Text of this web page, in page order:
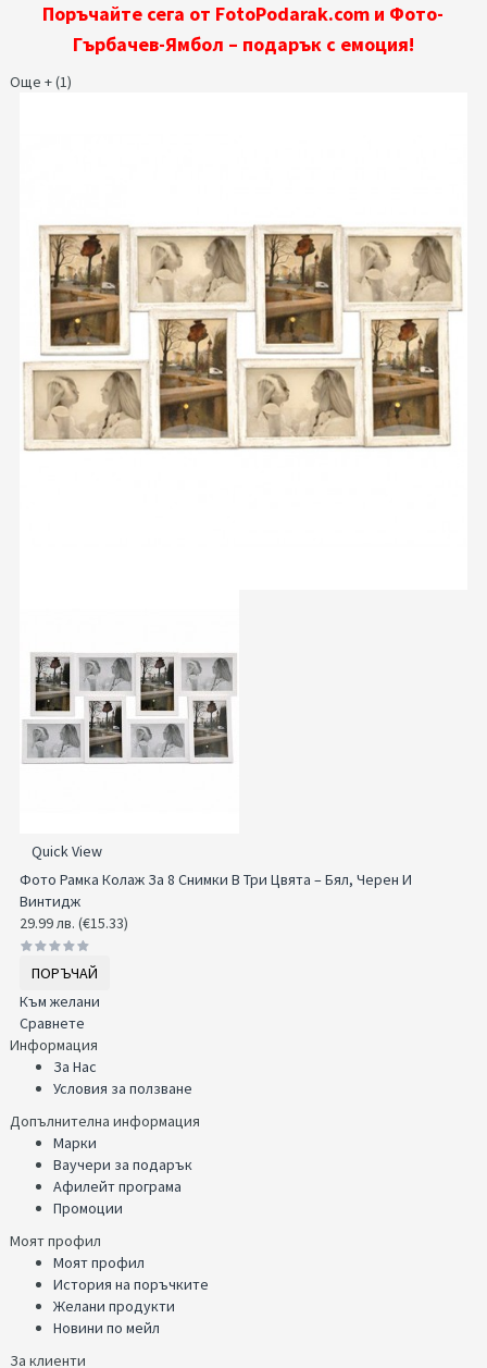
Поръчайте сега от FotoPodarak.com и Фото-
Гърбачев-Ямбол – подарък с емоция!
Още + (1)
Quick View
Фото Рамка Колаж За 8 Снимки В Три Цвята – Бял, Черен И
Винтидж
29.99 лв. (€15.33)
ПОРЪЧАЙ
Към желани
Сравнете
Информация
За Нас
Условия за ползване
Допълнителна информация
Марки
Ваучери за подарък
Афилейт програма
Промоции
Моят профил
Моят профил
История на поръчките
Желани продукти
Новини по мейл
За клиенти